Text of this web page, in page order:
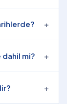
+
dahil mi? +
+